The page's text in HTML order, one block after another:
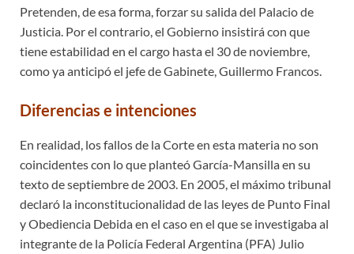
Pretenden, de esa forma, forzar su salida del Palacio de
Justicia. Por el contrario, el Gobierno insistirá con que
tiene estabilidad en el cargo hasta el 30 de noviembre,
como ya anticipó el jefe de Gabinete, Guillermo Francos.
Diferencias e intenciones
En realidad, los fallos de la Corte en esta materia no son
coincidentes con lo que planteó García-Mansilla en su
texto de septiembre de 2003. En 2005, el máximo tribunal
declaró la inconstitucionalidad de las leyes de Punto Final
y Obediencia Debida en el caso en el que se investigaba al
integrante de la Policía Federal Argentina (PFA) Julio